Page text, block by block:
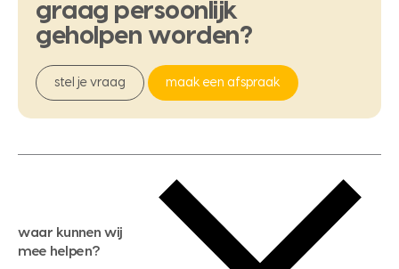
graag persoonlijk
geholpen worden?
stel je vraag maak een afspraak
waar kunnen wij
mee helpen?